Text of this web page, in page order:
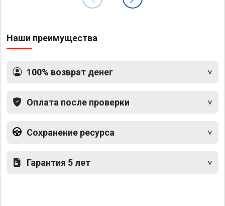
Наши преимущества
100% возврат денег
Оплата после проверки
Сохранение ресурса
Гарантия 5 лет